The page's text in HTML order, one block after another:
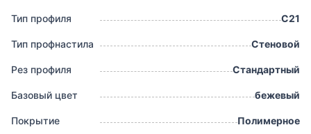
Тип профиля С21
Тип профнастила Стеновой
Рез профиля Стандартный
Базовый цвет бежевый
Покрытие Полимерное